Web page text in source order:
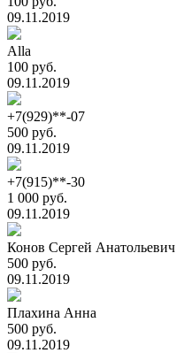
09.11.2019
Alla
100 руб.
09.11.2019
+7(929)**-07
500 руб.
09.11.2019
+7(915)**-30
1 000 руб.
09.11.2019
Конов Сергей Анатольевич
500 руб.
09.11.2019
Плахина Анна
500 руб.
09.11.2019